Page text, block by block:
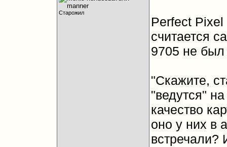
Старожил
Perfect Pixel
считается
9705 не был
"Скажите,
"ведутся"
качество
оно у них в
встречали?